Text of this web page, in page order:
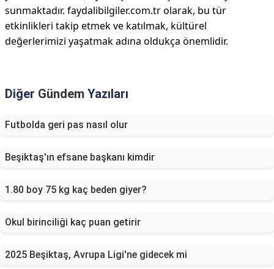
sunmaktadır. faydalibilgiler.com.tr olarak, bu tür
etkinlikleri takip etmek ve katılmak, kültürel
değerlerimizi yaşatmak adına oldukça önemlidir.
Diğer Gündem Yazıları
Futbolda geri pas nasıl olur
Beşiktaş'ın efsane başkanı kimdir
1.80 boy 75 kg kaç beden giyer?
Okul birinciliği kaç puan getirir
2025 Beşiktaş, Avrupa Ligi'ne gidecek mi